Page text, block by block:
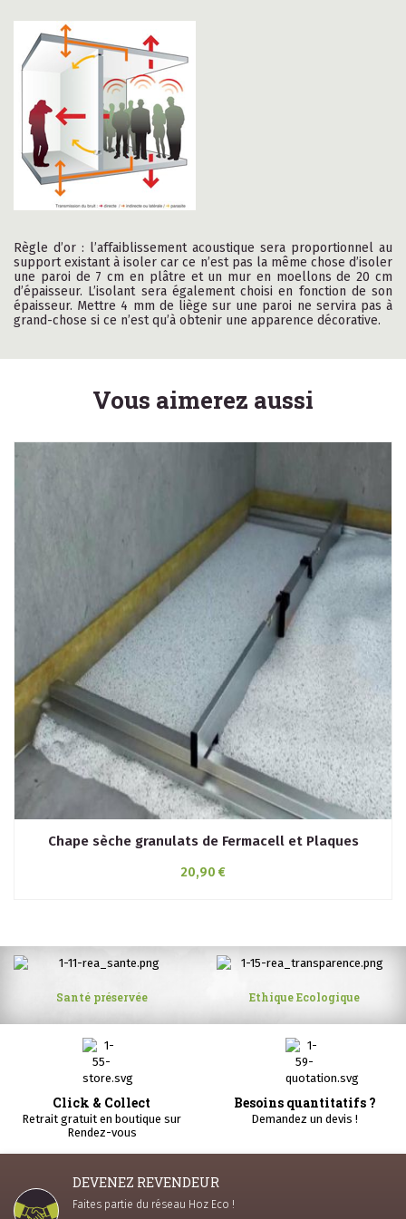
Règle d’or : l’affaiblissement acoustique sera proportionnel au
support existant à isoler car ce n’est pas la même chose d’isoler
une paroi de 7 cm en plâtre et un mur en moellons de 20 cm
d’épaisseur. L’isolant sera également choisi en fonction de son
épaisseur. Mettre 4 mm de liège sur une paroi ne servira pas à
grand-chose si ce n’est qu’à obtenir une apparence décorative.
Vous aimerez aussi
Chape sèche granulats de Fermacell et Plaques
20,90 €
Santé préservée Ethique Ecologique
Click & Collect
Retrait gratuit en boutique sur
Rendez-vous
Besoins quantitatifs ?
Demandez un devis !
DEVENEZ REVENDEUR
Faites partie du réseau Hoz Eco !